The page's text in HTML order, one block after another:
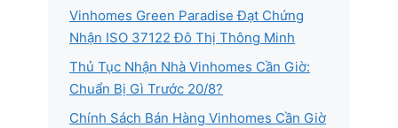
Vinhomes Green Paradise Đạt Chứng
Nhận ISO 37122 Đô Thị Thông Minh
Thủ Tục Nhận Nhà Vinhomes Cần Giờ:
Chuẩn Bị Gì Trước 20/8?
Chính Sách Bán Hàng Vinhomes Cần Giờ